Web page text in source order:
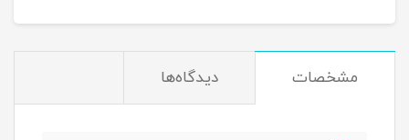
مشخصات دیدگاه‌ها